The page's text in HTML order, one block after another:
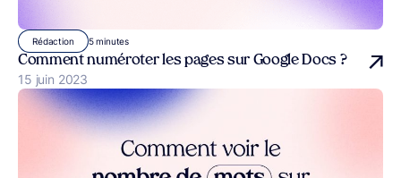
Rédaction 5 minutes
Comment numéroter les pages sur Google Docs ?
Publié le
15 juin 2023